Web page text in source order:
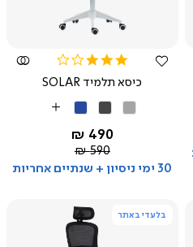
מהירה
rating
כיסא תלמיד SOLAR
כחול
More
Colors
החל מ-
490 ₪
מחיר
רגיל
590 ₪
30 ימי ניסיון + שנתיים אחריות
בלעדי באתר